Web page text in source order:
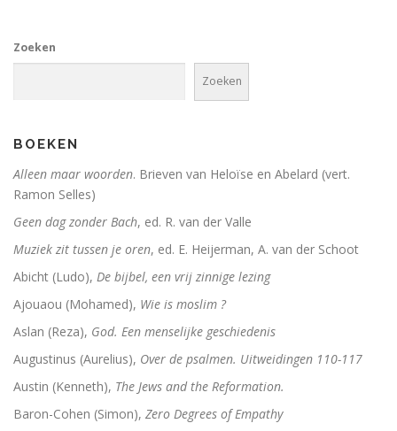
Oidipous en Antigone. Drie tragedies.
The Christians who became Jews. Acts of the
Waarover men niet spreekt
Identiteit
Over god
The changing faces of Jesus
Zoeken
Zoeken
BOEKEN
Alleen maar woorden. Brieven van Heloïse en Abelard (vert.
Ramon Selles)
Geen dag zonder Bach, ed. R. van der Valle
Muziek zit tussen je oren, ed. E. Heijerman, A. van der Schoot
Abicht (Ludo), De bijbel, een vrij zinnige lezing
Ajouaou (Mohamed), Wie is moslim ?
Aslan (Reza), God. Een menselijke geschiedenis
Augustinus (Aurelius), Over de psalmen. Uitweidingen 110-117
Austin (Kenneth), The Jews and the Reformation.
Baron-Cohen (Simon), Zero Degrees of Empathy